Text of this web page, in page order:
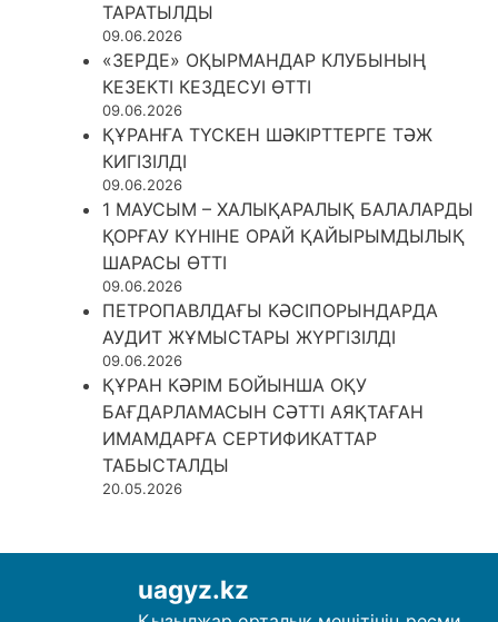
ТАРАТЫЛДЫ
09.06.2026
«ЗЕРДЕ» ОҚЫРМАНДАР КЛУБЫНЫҢ
КЕЗЕКТІ КЕЗДЕСУІ ӨТТІ
09.06.2026
ҚҰРАНҒА ТҮСКЕН ШӘКІРТТЕРГЕ ТӘЖ
КИГІЗІЛДІ
09.06.2026
1 МАУСЫМ – ХАЛЫҚАРАЛЫҚ БАЛАЛАРДЫ
ҚОРҒАУ КҮНІНЕ ОРАЙ ҚАЙЫРЫМДЫЛЫҚ
ШАРАСЫ ӨТТІ
09.06.2026
ПЕТРОПАВЛДАҒЫ КӘСІПОРЫНДАРДА
АУДИТ ЖҰМЫСТАРЫ ЖҮРГІЗІЛДІ
09.06.2026
ҚҰРАН КӘРІМ БОЙЫНША ОҚУ
БАҒДАРЛАМАСЫН СӘТТІ АЯҚТАҒАН
ИМАМДАРҒА СЕРТИФИКАТТАР
ТАБЫСТАЛДЫ
20.05.2026
uagyz.kz